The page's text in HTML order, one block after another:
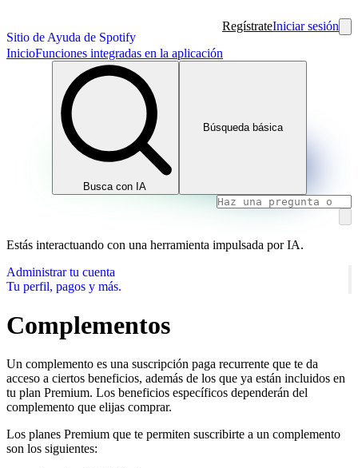
Sitio de Ayuda de Spotify
RegístrateIniciar sesión
InicioFunciones integradas en la aplicación
Busca con IA
Búsqueda básica
Estás interactuando con una herramienta impulsada por IA.
Administrar tu cuenta
Tu perfil, pagos y más.
Complementos
Un complemento es una suscripción paga recurrente que te da
acceso a ciertos beneficios, además de los que ya están incluidos en
tu plan Premium. Los beneficios específicos dependerán del
complemento que elijas comprar.
Los planes Premium que te permiten suscribirte a un complemento
son los siguientes: